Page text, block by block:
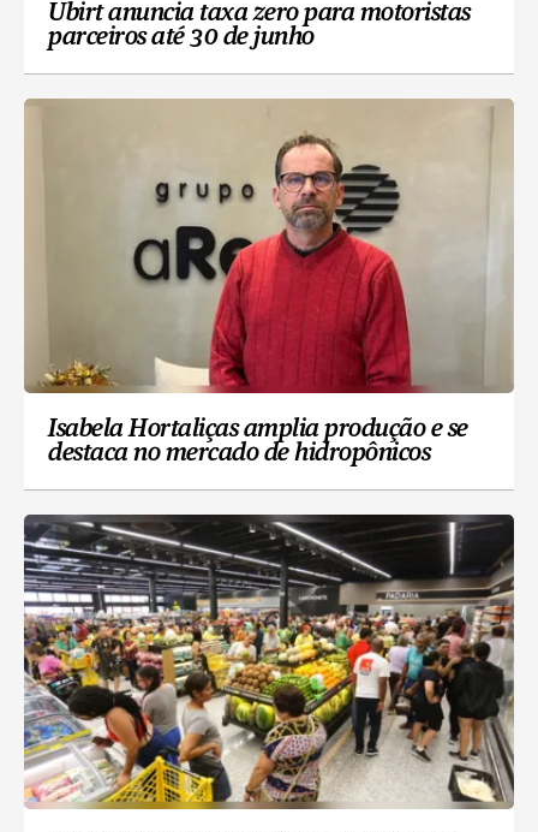
Ubirt anuncia taxa zero para motoristas
parceiros até 30 de junho
Isabela Hortaliças amplia produção e se
destaca no mercado de hidropônicos